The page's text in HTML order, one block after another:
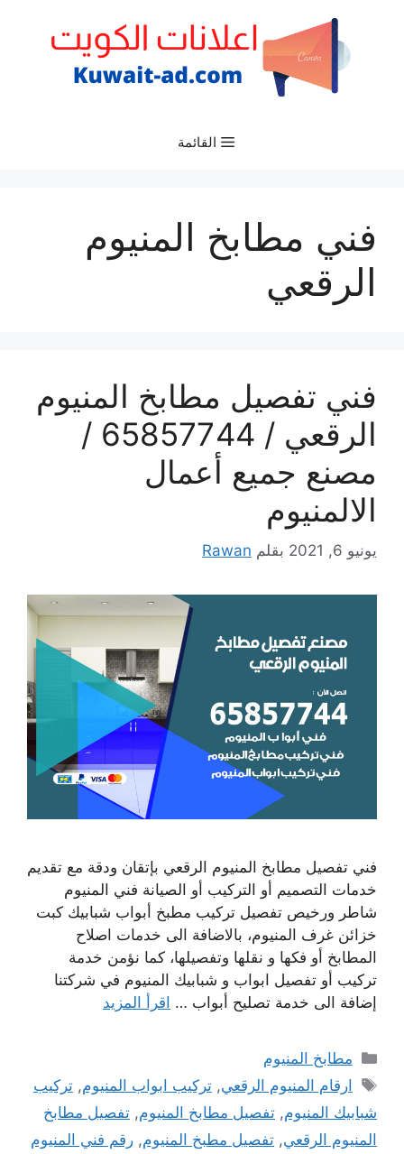
القائمة
فني مطابخ المنيوم
الرقعي
فني تفصيل مطابخ المنيوم
الرقعي / 65857744 /
مصنع جميع أعمال
الالمنيوم
يونيو 6, 2021 بقلم Rawan
فني تفصيل مطابخ المنيوم الرقعي بإتقان ودقة مع تقديم
خدمات التصميم أو التركيب أو الصيانة فني المنيوم
شاطر ورخيص تفصيل تركيب مطبخ أبواب شبابيك كبت
خزائن غرف المنيوم، بالاضافة الى خدمات اصلاح
المطابخ أو فكها و نقلها وتفصيلها، كما نؤمن خدمة
تركيب أو تفصيل ابواب و شبابيك المنيوم في شركتنا
إضافة الى خدمة تصليح أبواب … اقرأ المزيد
التصنيفات
مطابخ المنيوم
الوسوم
ارقام المنيوم الرقعي,تركيب ابواب المنيوم,تركيب
شبابيك المنيوم, تفصيل مطابخ المنيوم, تفصيل مطابخ
المنيوم الرقعي, تفصيل مطبخ المنيوم, رقم فني المنيوم